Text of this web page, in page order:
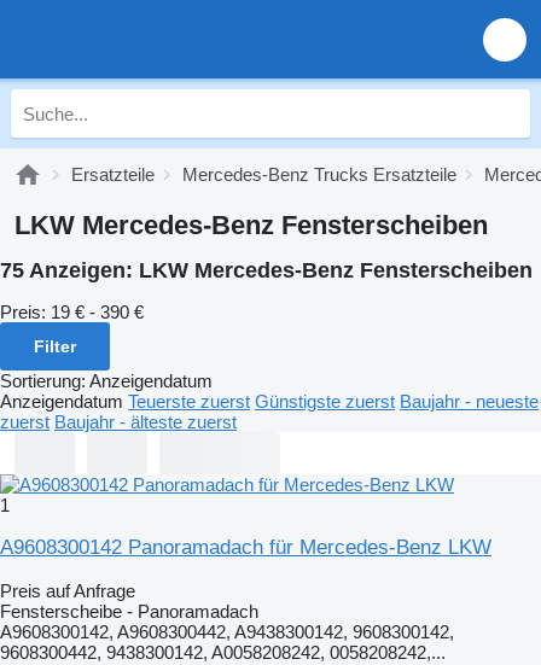
Ersatzteile Mercedes-Benz Trucks Ersatzteile
LKW Mercedes-Benz Fensterscheiben
75 Anzeigen: LKW Mercedes-Benz Fensterscheiben
Preis: 19 € - 390 €
Filter
Sortierung: Anzeigendatum
Anzeigendatum Teuerste zuerst Günstigste zuerst Baujahr - neueste
zuerst Baujahr - älteste zuerst
1
A9608300142 Panoramadach für Mercedes-Benz LKW
Preis auf Anfrage
Fensterscheibe - Panoramadach
A9608300142, A9608300442, A9438300142, 9608300142,
9608300442, 9438300142, A0058208242, 0058208242,...